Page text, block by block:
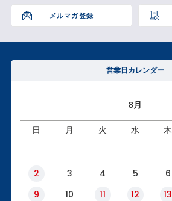
メルマガ登録
営業日カレンダー
8月
日 月 火 水 木
2
3 4 5 6
9
10 11 12 13